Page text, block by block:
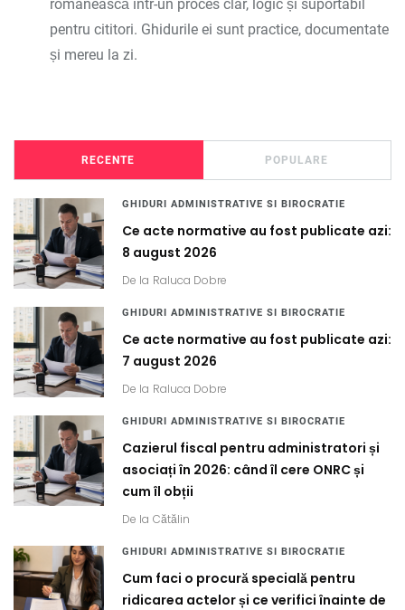
românească într-un proces clar, logic și suportabil
pentru cititori. Ghidurile ei sunt practice, documentate
și mereu la zi.
RECENTE POPULARE
GHIDURI ADMINISTRATIVE SI BIROCRATIE
Ce acte normative au fost publicate azi:
8 august 2026
De la Raluca Dobre
GHIDURI ADMINISTRATIVE SI BIROCRATIE
Ce acte normative au fost publicate azi:
7 august 2026
De la Raluca Dobre
GHIDURI ADMINISTRATIVE SI BIROCRATIE
Cazierul fiscal pentru administratori și
asociați în 2026: când îl cere ONRC și
cum îl obții
De la Cătălin
GHIDURI ADMINISTRATIVE SI BIROCRATIE
Cum faci o procură specială pentru
ridicarea actelor și ce verifici înainte de